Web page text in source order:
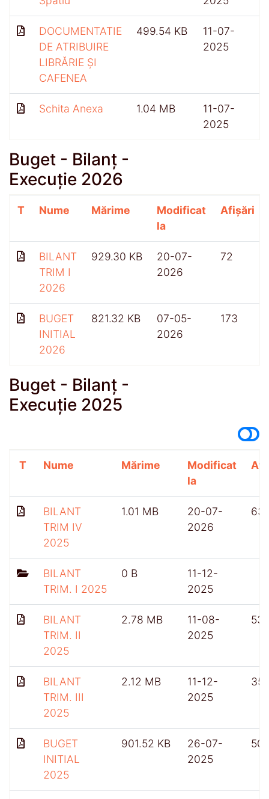
DOCUMENTATIE
DE ATRIBUIRE
LIBRĂRIE ȘI
CAFENEA
499.54 KB
11-07-
2025
Schita Anexa 1.04 MB
11-07-
2025
Buget - Bilanț -
Execuție 2026
T Nume Mărime
Modificat
la
Afișări
BILANT
TRIM I
2026
929.30 KB
20-07-
2026
72
BUGET
INITIAL
2026
821.32 KB
07-05-
2026
173
Buget - Bilanț -
Execuție 2025
T Nume Mărime
Modificat
la
BILANT
TRIM IV
2025
1.01 MB
20-07-
2026
63
BILANT
TRIM. I 2025
0 B
11-12-
2025
BILANT
TRIM. II
2025
2.78 MB
11-08-
2025
BILANT
TRIM. III
2025
2.12 MB
11-12-
2025
BUGET
INITIAL
2025
901.52 KB
26-07-
2025
505